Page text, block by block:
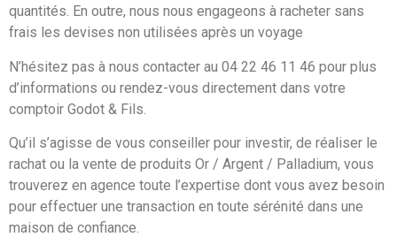
quantités. En outre, nous nous engageons à racheter sans
frais les devises non utilisées après un voyage
N’hésitez pas à nous contacter au 04 22 46 11 46 pour plus
d’informations ou rendez-vous directement dans votre
comptoir Godot & Fils.
Qu’il s’agisse de vous conseiller pour investir, de réaliser le
rachat ou la vente de produits Or / Argent / Palladium, vous
trouverez en agence toute l’expertise dont vous avez besoin
pour effectuer une transaction en toute sérénité dans une
maison de confiance.